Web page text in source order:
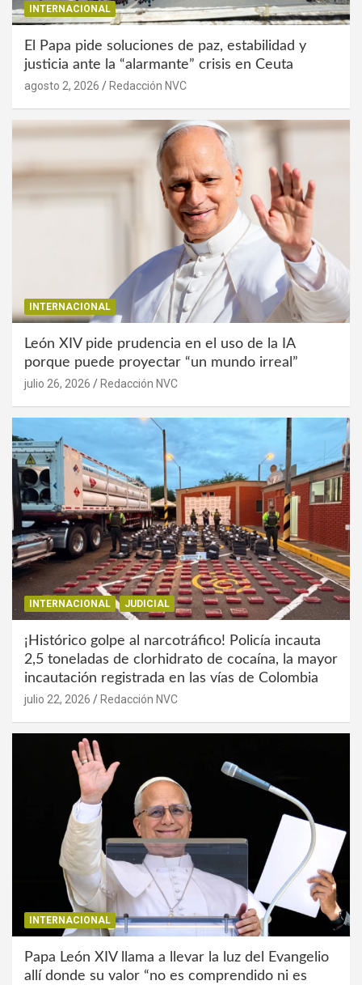
INTERNACIONAL
El Papa pide soluciones de paz, estabilidad y
justicia ante la “alarmante” crisis en Ceuta
agosto 2, 2026 Redacción NVC
INTERNACIONAL
León XIV pide prudencia en el uso de la IA
porque puede proyectar “un mundo irreal”
julio 26, 2026 Redacción NVC
INTERNACIONAL JUDICIAL
¡Histórico golpe al narcotráfico! Policía incauta
2,5 toneladas de clorhidrato de cocaína, la mayor
incautación registrada en las vías de Colombia
julio 22, 2026 Redacción NVC
INTERNACIONAL
Papa León XIV llama a llevar la luz del Evangelio
allí donde su valor “no es comprendido ni es